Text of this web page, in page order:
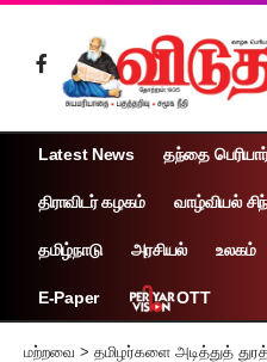
Latest News தந்தை
திராவிடர் கழகம் வாழ்வியல்
தமிழ்நாடு அரசியல் உலகம்
E-Paper OTT
மற்றவை > தமிழர்களை அடித்துத் துரத்தும்